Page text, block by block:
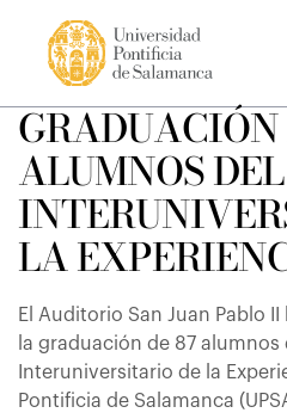
GRADUACIÓN
ALUMNOS
LA
El Auditorio San Juan Pablo
la graduación de 87 alumnos
Interuniversitario de la
Pontificia de Salamanca